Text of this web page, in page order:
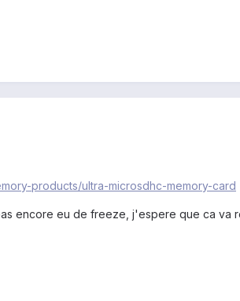
products/ultra-microsdhc-memory-card
encore eu de freeze, j'espere que ca va